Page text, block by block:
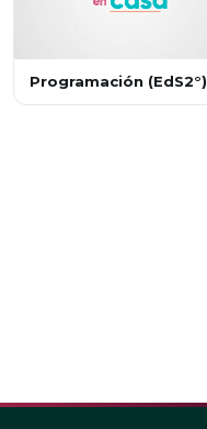
Programación (EdS2°)